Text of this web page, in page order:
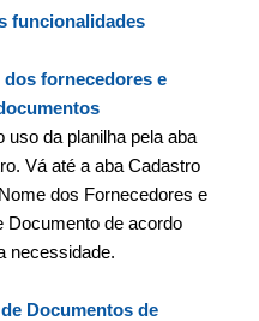
funcionalidades
dos fornecedores e
uso da planilha pela aba
Vá até a aba Cadastro
dos Fornecedores e
Documento de acordo
necessidade.
Documentos de